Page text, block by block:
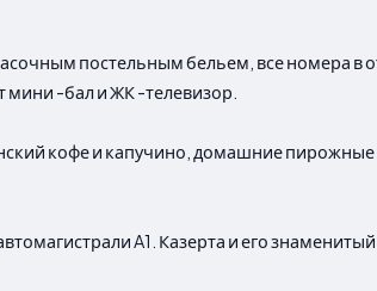
постельным бельем, все номера в
мини -бал и ЖК -телевизор.
кофе и капучино, домашние
A1. Казерта и его